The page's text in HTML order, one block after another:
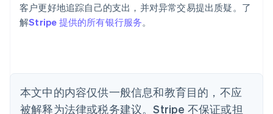
客户更好地追踪自己的支出，并对异常交易提出质疑。了
解Stripe 提供的所有银行服务。
本文中的内容仅供一般信息和教育目的，不应
被解释为法律或税务建议。Stripe 不保证或担
巴西
PortuguêsEnglish
保加利亚
English
丹麦